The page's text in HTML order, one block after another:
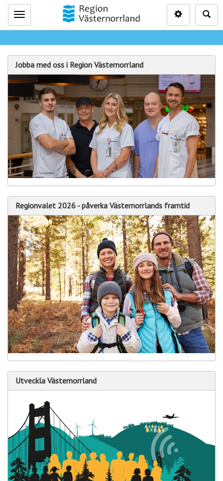
Meny
S
t
a
s
i
d
a
Jobba med oss i Region Västernorrland
Regionvalet 2026 - påverka Västernorrlands framtid
Utveckla Västernorrland